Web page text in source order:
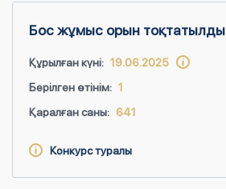
Бос жұмыс орын тоқтатылды
Құрылған күні: 19.06.2025
Берілген өтінім: 1
Қаралған саны: 641
Конкурс туралы